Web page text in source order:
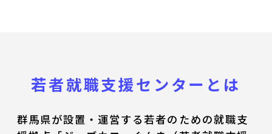
若者就職支援センターとは
群馬県が設置・運営する若者のための就職支